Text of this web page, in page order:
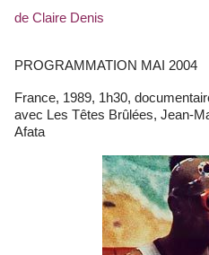
de Claire Denis
PROGRAMMATION MAI 2004
France, 1989, 1h30,
avec Les Têtes Brûlées, Jean-
Afata